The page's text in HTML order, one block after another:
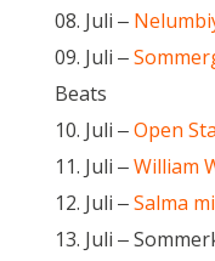
08. Juli –
09. Juli –
Beats
10. Juli –Open
11. Juli –William
12. Juli –Salma
13. Juli –